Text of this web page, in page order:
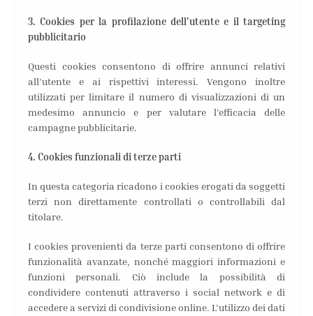
3. Cookies per la profilazione dell’utente e il targeting
pubblicitario
Questi cookies consentono di offrire annunci relativi
all’utente e ai rispettivi interessi. Vengono inoltre
utilizzati per limitare il numero di visualizzazioni di un
medesimo annuncio e per valutare l’efficacia delle
campagne pubblicitarie.
4. Cookies funzionali di terze parti
In questa categoria ricadono i cookies erogati da soggetti
terzi non direttamente controllati o controllabili dal
titolare.
I cookies provenienti da terze parti consentono di offrire
funzionalità avanzate, nonché maggiori informazioni e
funzioni personali. Ciò include la possibilità di
condividere contenuti attraverso i social network e di
accedere a servizi di condivisione online. L’utilizzo dei dati